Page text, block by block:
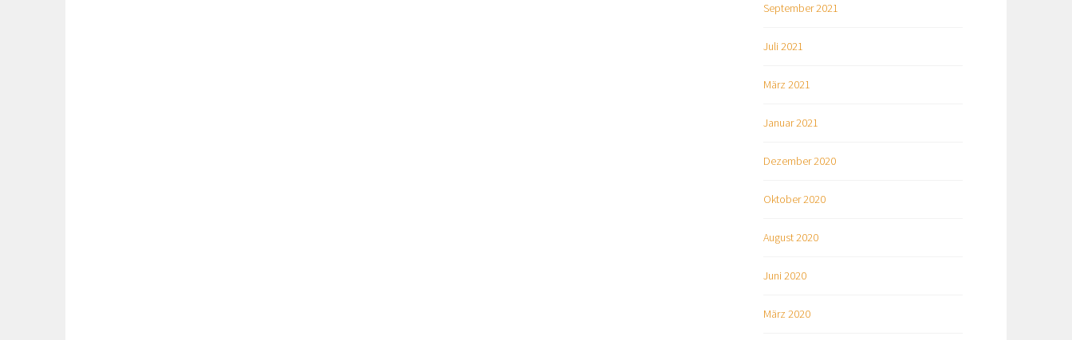
September 2021
Juli 2021
März 2021
Januar 2021
Dezember 2020
Oktober 2020
August 2020
Juni 2020
März 2020